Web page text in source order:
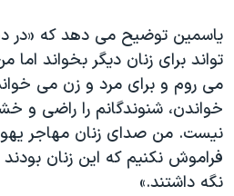
ياسمين توضيح می دهد که «در
تواند برای زنان دیگر بخواند
می روم و برای مرد و زن می
خواندن، شنوندگانم را راضی و
نیست. من صدای زنان مهاجر
فراموش نکنیم که این زنان بودند
نگه داشتند.»